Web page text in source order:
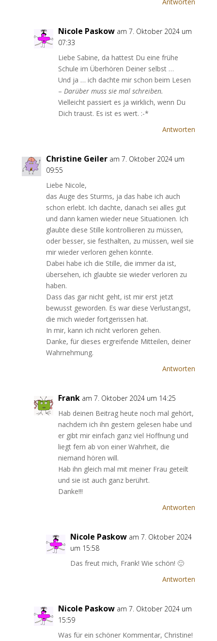
Nicole Paskow am 7. Oktober 2024 um
07:33
Liebe Sabine, da hattest Du eine frühe
Schule im Überhören Deiner selbst …
Und ja … ich dachte mir schon beim Lesen
– Darüber muss sie mal schreiben.
Vielleicht passiert es ja wirklich, wenn Du
Dich traust. Es ist es wert. :-*
Antworten
Christine Geiler am 7. Oktober 2024 um
09:55
Liebe Nicole,
das Auge des Sturms, ja das habe ich auch
schon erlebt. Ich dachte, danach sei alles gut
und dann kamen wieder neue Situationen. Ich
glaubte diese Stille kontrollieren zu müssen,
oder besser, sie festhalten, zu müssen, weil sie
mir wieder verloren gehen könnte.
Dabei habe ich die Stille, die immer da ist,
übersehen, ich glaubte sie wieder verloren zu
haben.
Dass das gar nicht geht, ist mir erst jetzt
bewusst geworden. Es war diese Verlustangst,
die mich wieder fortgerissen hat.
In mir, kann ich nicht verloren gehen.
Danke, für dieses ergreifende Mitteilen, deiner
Wahrnehmung.
Antworten
Frank am 7. Oktober 2024 um 14:25
Hab deinen Beitrag heute noch mal gehört,
nachdem ich ihn gestern gelesen habe und
er gibt mir einfach ganz viel Hoffnung und
liegt fern ab von einer Wahrheit, die
niemand hören will.
Hab ihn gleich mal mit meiner Frau geteilt
und sie ist auch ganz berührt.
Danke!!!
Antworten
Nicole Paskow am 7. Oktober 2024
um 15:58
Das freut mich, Frank! Wie schön! 🙂
Antworten
Nicole Paskow am 7. Oktober 2024 um
15:59
Was für ein schöner Kommentar, Christine!